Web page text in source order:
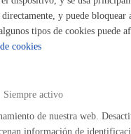
Tablón
3 meses Sentido del
su caso
correspondiente en
y puede bloquear
tipos de cookies puede
cookies
Siempre activo
de nuestra web.
información de